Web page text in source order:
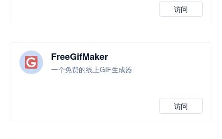
访问
FreeGifMaker
一个免费的线上GIF生成器
访问